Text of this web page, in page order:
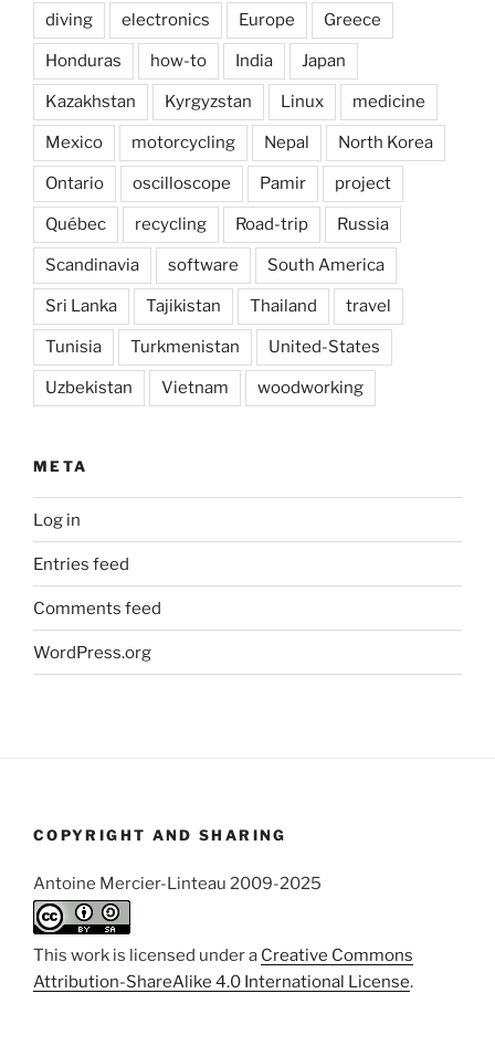
diving electronics Europe Greece
Honduras how-to India Japan
Kazakhstan Kyrgyzstan Linux medicine
Mexico motorcycling Nepal North Korea
Ontario oscilloscope Pamir project
Québec recycling Road-trip Russia
Scandinavia software South America
Sri Lanka Tajikistan Thailand travel
Tunisia Turkmenistan United-States
Uzbekistan Vietnam woodworking
META
Log in
Entries feed
Comments feed
WordPress.org
COPYRIGHT AND SHARING
Antoine Mercier-Linteau 2009-2025
This work is licensed under a Creative Commons
Attribution-ShareAlike 4.0 International License.